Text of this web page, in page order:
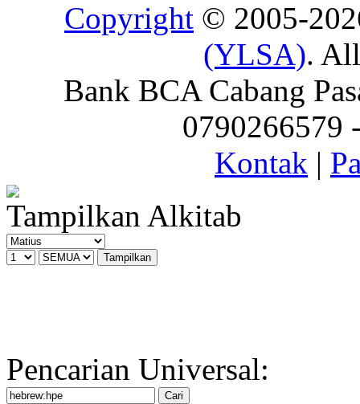
Copyright © 2005-
(YLSA).
Bank BCA Cabang
0790266579
Kontak |
Tampilkan Alkitab
Pencarian Universal: